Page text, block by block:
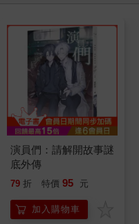
演員們：請解開故事謎
底外傳
79 折 特價 95 元
加入購物車